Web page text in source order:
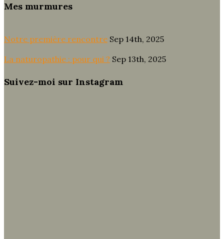
Mes murmures
Notre première rencontre Sep 14th, 2025
La naturopathie : pour qui ? Sep 13th, 2025
Suivez-moi sur Instagram